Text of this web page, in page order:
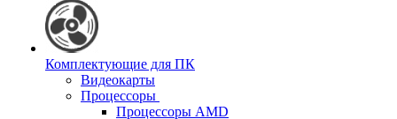
Комплектующие для ПК
Видеокарты
Процессоры
Процессоры AMD